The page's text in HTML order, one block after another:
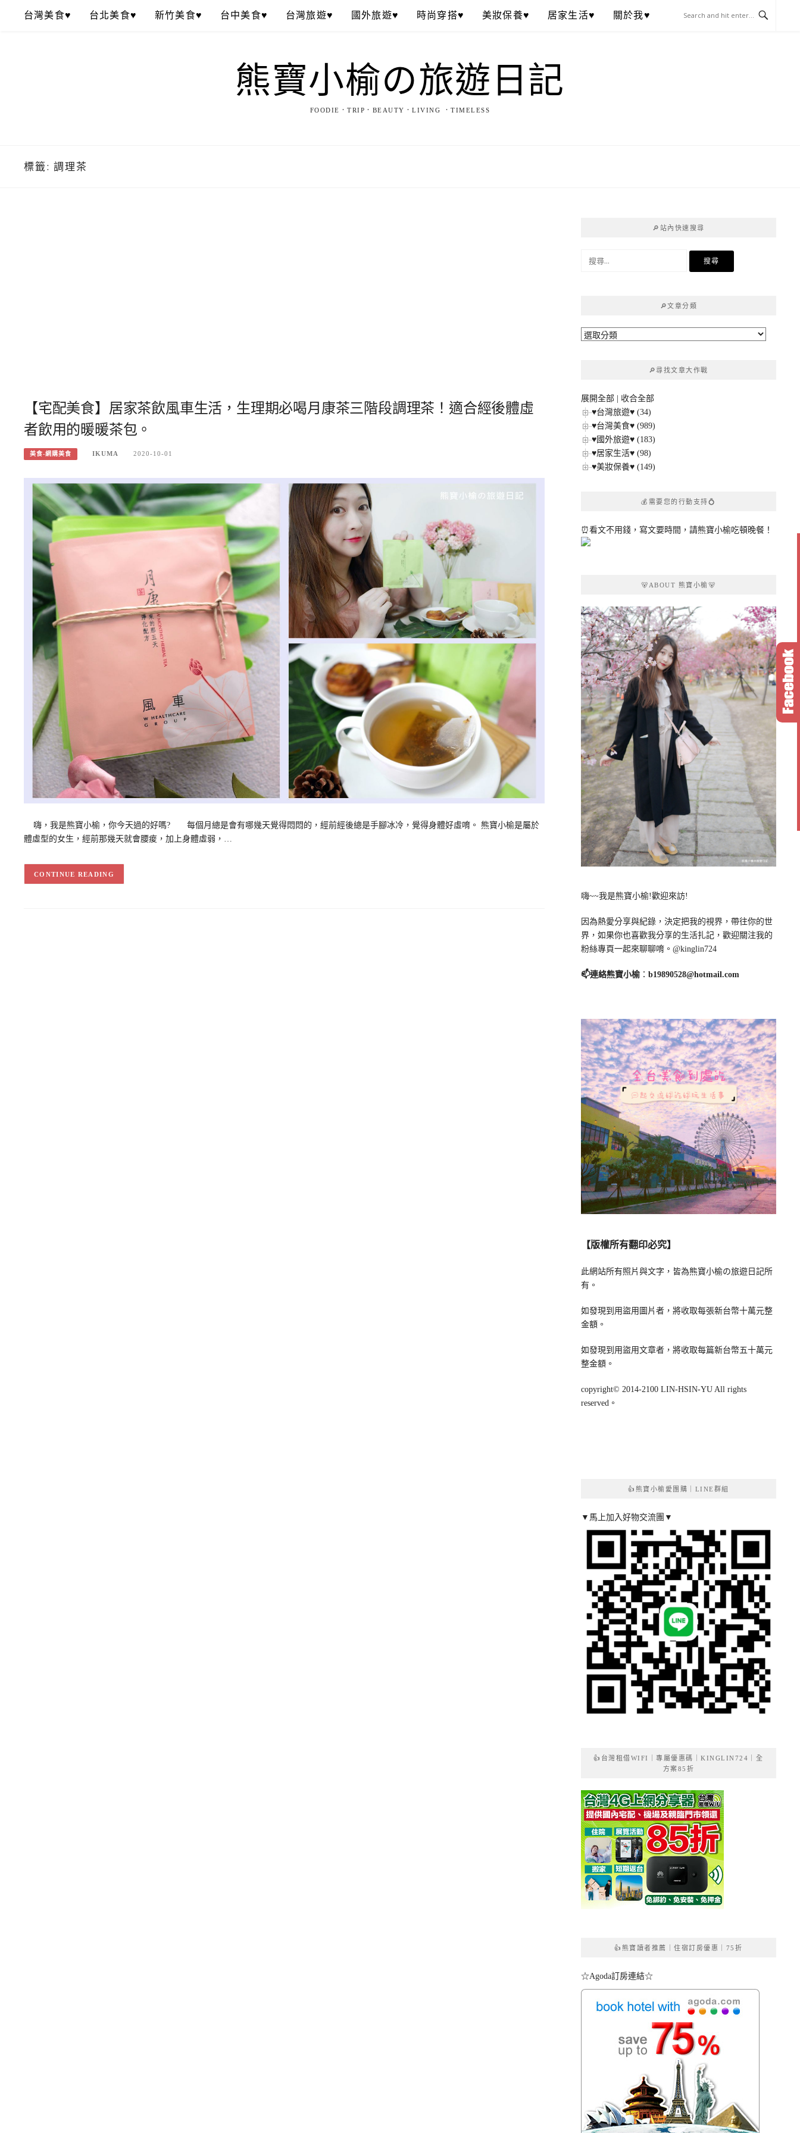
台灣美食♥ 台北美食♥ 新竹美食♥ 台中美食♥ 台灣旅遊♥ 國外旅遊♥ 時尚穿搭♥ 美妝保養♥ 居家生活♥ 關於我♥
熊寶小榆の旅遊日記
FOODIE．TRIP．BEAUTY．LIVING ．TIMELESS
標籤: 調理茶
【宅配美食】居家茶飲風車生活，生理期必喝月康茶三階段調理茶！適合經後體虛
者飲用的暖暖茶包。
美食-網購美食 IKUMA 2020-10-01
嗨，我是熊寶小榆，你今天過的好嗎? 每個月總是會有哪幾天覺得悶悶的，經前經後總是手腳冰冷，覺得身體好虛唷。 熊寶小榆是屬於
體虛型的女生，經前那幾天就會腰痠，加上身體虛弱，…
CONTINUE READING
🔎站內快速搜尋
🔎文章分類
🔎
🔎尋找文章大作戰
展開全部
收合全部
♥台灣旅遊♥ (34)
♥台灣美食♥ (989)
♥國外旅遊♥ (183)
♥居家生活♥ (98)
♥美妝保養♥ (149)
💰需要您的行動支持💍
⏰看文不用錢，寫文要時間，請熊寶小榆吃頓晚餐！
🐻ABOUT 熊寶小榆🐻
嗨~~我是熊寶小榆!歡迎來訪!
因為熱愛分享與紀錄，決定把我的視界，帶往你的世
界，如果你也喜歡我分享的生活扎記，歡迎關注我的
粉絲專頁一起來聊聊唷。@kinglin724
📫連絡熊寶小榆： b19890528@hotmail.com
【版權所有翻印必究】
此網站所有照片與文字，皆為熊寶小榆の旅遊日記所
有。
如發現到用盜用圖片者，將收取每張新台幣十萬元整
金額。
如發現到用盜用文章者，將收取每篇新台幣五十萬元
整金額。
copyright© 2014-2100 LIN-HSIN-YU All rights
reserved。
👍熊寶小榆愛團購｜LINE群組
▼馬上加入好物交流團▼
👍台灣租借WIFI｜專屬優惠碼｜KINGLIN724｜全
方案85折
👍熊寶讀者推薦｜住宿訂房優惠｜75折
☆Agoda訂房連結☆